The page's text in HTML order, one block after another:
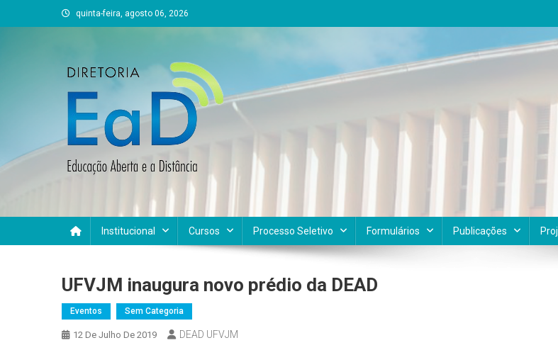
to
quinta-feira, agosto 06, 2026
DEAD UFVJM
Institucional Cursos Processo Seletivo Formulários Publicações
UFVJM inaugura novo prédio da DEAD
Eventos Sem Categoria
12 De Julho De 2019 DEAD UFVJM